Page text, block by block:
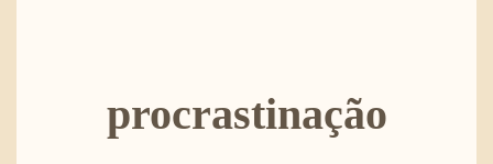
procrastinação